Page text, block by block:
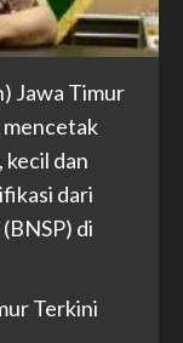
Jawa Timur
mencetak
dan
dari
di
Terkini